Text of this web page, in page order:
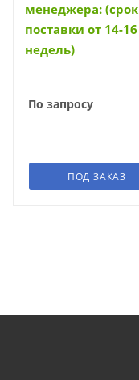
менеджера: (срок
поставки от 14-16
недель)
По запросу
ПОД ЗАКАЗ